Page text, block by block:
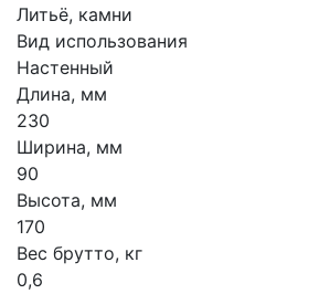
Литьё, камни
Вид использования
Настенный
Длина, мм
230
Ширина, мм
90
Высота, мм
170
Вес брутто, кг
0,6